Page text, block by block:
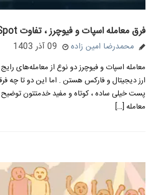
فرق معامله اسپات و فیوچرز ، تفاوت Spot و Futures
محمدرضا امین زاده 09 آذر 1403
معامله اسپات و فیوچرز دو نوع از معامله‌های
ارز دیجیتال و فارکس هستن . اما این دو تا چه
پست خیلی ساده ، کوتاه و مفید خدمتتون توضیح
معامله […]